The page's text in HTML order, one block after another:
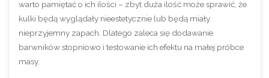
warto pamiętać o ich ilości – zbyt duża ilość może sprawić, że
kulki będą wyglądały nieestetycznie lub będą miały
nieprzyjemny zapach. Dlatego zaleca się dodawanie
barwników stopniowo i testowanie ich efektu na małej próbce
masy.